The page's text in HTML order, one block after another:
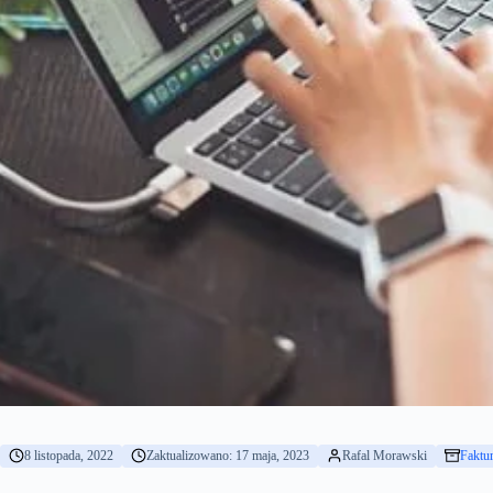
8 listopada, 2022 Zaktualizowano: 17 maja, 2023 Rafal Morawski